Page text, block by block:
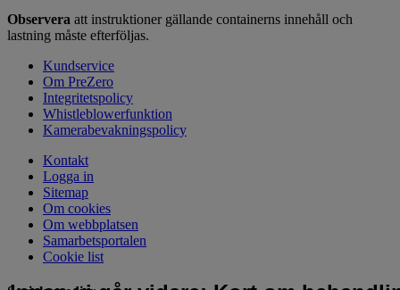
Observera att instruktioner gällande containerns innehåll och
lastning måste efterföljas.
Kundservice
Om PreZero
Integritetspolicy
Whistleblowerfunktion
Kamerabevakningspolicy
Kontakt
Logga in
Sitemap
Om cookies
Om webbplatsen
Samarbetsportalen
Cookie list